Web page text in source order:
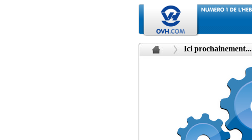
Ici prochainement...